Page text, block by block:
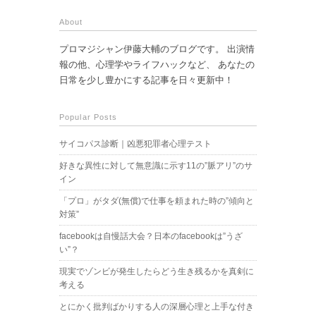
About
プロマジシャン伊藤大輔のブログです。 出演情
報の他、心理学やライフハックなど、 あなたの
日常を少し豊かにする記事を日々更新中！
Popular Posts
サイコパス診断｜凶悪犯罪者心理テスト
好きな異性に対して無意識に示す11の”脈アリ”のサ
イン
「プロ」がタダ(無償)で仕事を頼まれた時の”傾向と
対策”
facebookは自慢話大会？日本のfacebookは”うざ
い”？
現実でゾンビが発生したらどう生き残るかを真剣に
考える
とにかく批判ばかりする人の深層心理と上手な付き